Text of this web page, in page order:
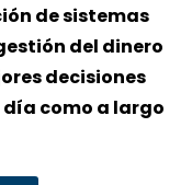
de sistemas
del dinero
decisiones
como a largo